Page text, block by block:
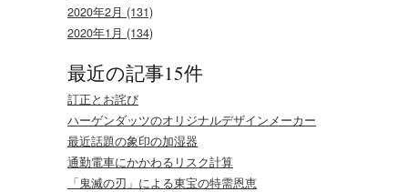
2020年2月 (131)
2020年1月 (134)
最近の記事15件
訂正とお詫び
ハーゲンダッツのオリジナルデザインメーカー
最近話題の象印の加湿器
通勤電車にかかわるリスク計算
「鬼滅の刃」による東宝の特需恩恵